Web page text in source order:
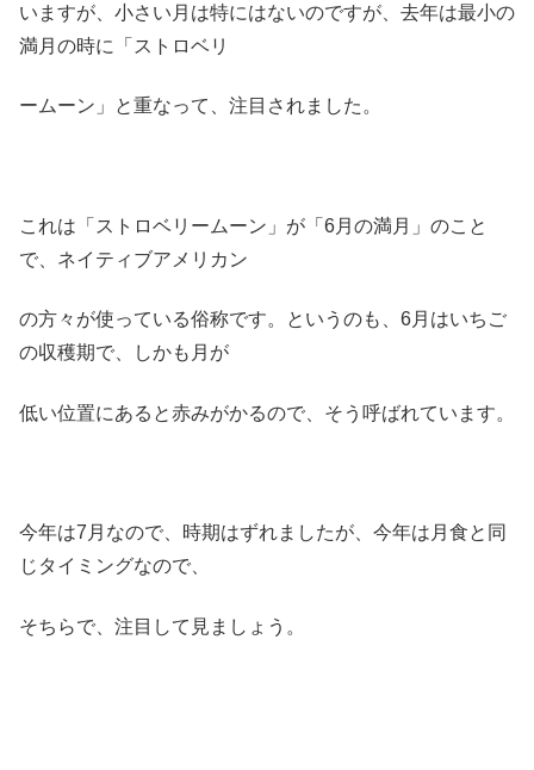
いますが、小さい月は特にはないのですが、去年は最小の
満月の時に「ストロベリ
ームーン」と重なって、注目されました。
これは「ストロベリームーン」が「6月の満月」のこと
で、ネイティブアメリカン
の方々が使っている俗称です。というのも、6月はいちご
の収穫期で、しかも月が
低い位置にあると赤みがかるので、そう呼ばれています。
今年は7月なので、時期はずれましたが、今年は月食と同
じタイミングなので、
そちらで、注目して見ましょう。